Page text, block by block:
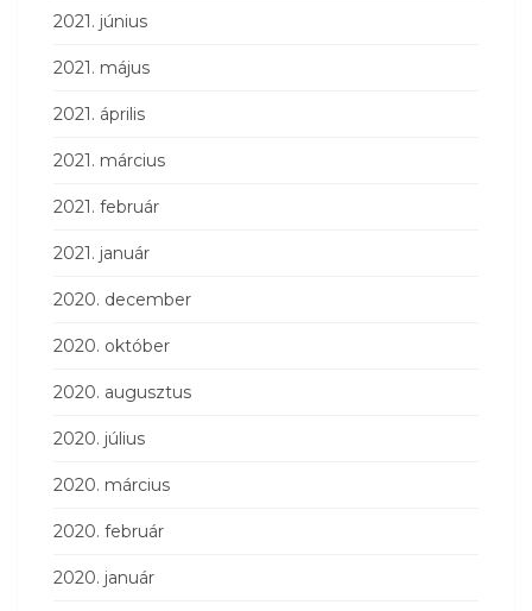
2021. június
2021. május
2021. április
2021. március
2021. február
2021. január
2020. december
2020. október
2020. augusztus
2020. július
2020. március
2020. február
2020. január